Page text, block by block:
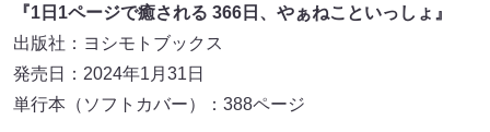
『1日1ページで癒される 366日、やぁねこといっしょ』
出版社：ヨシモトブックス
発売日：2024年1月31日
単行本（ソフトカバー）：388ページ